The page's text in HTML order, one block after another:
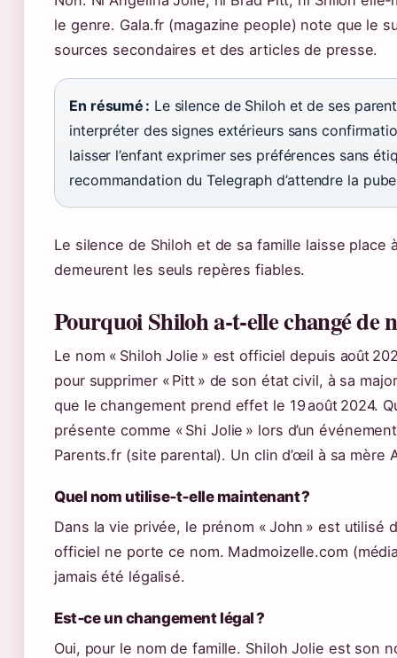
le genre. Gala.fr (magazine people) note que le
sources secondaires et des articles de presse.
En résumé : Le silence de Shiloh et de ses
interpréter des signes extérieurs sans
laisser l’enfant exprimer ses préférences sans
recommandation du Telegraph d’attendre la
Le silence de Shiloh et de sa famille laisse place
demeurent les seuls repères fiables.
Pourquoi Shiloh a‑t‑elle changé de
Le nom « Shiloh Jolie » est officiel depuis août
pour supprimer « Pitt » de son état civil, à sa
que le changement prend effet le 19 août 2024.
présente comme « Shi Jolie » lors d’un
Parents.fr (site parental). Un clin d’œil à sa mère
Quel nom utilise‑t‑elle maintenant ?
Dans la vie privée, le prénom « John » est utilisé
officiel ne porte ce nom. Madmoizelle.com
jamais été légalisé.
Est‑ce un changement légal ?
Oui, pour le nom de famille. Shiloh Jolie est son